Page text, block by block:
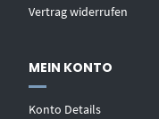
Vertrag widerrufen
MEIN KONTO
Konto Details